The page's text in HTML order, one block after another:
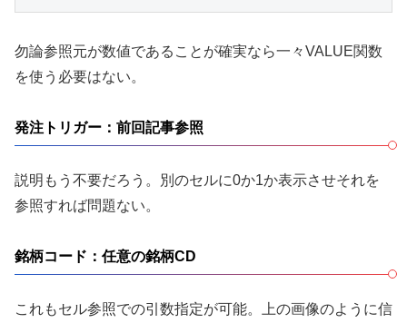
勿論参照元が数値であることが確実なら一々VALUE関数
を使う必要はない。
発注トリガー：前回記事参照
説明もう不要だろう。別のセルに0か1か表示させそれを
参照すれば問題ない。
銘柄コード：任意の銘柄CD
これもセル参照での引数指定が可能。上の画像のように信